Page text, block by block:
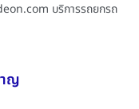
บริการรถยกรถ
ญ